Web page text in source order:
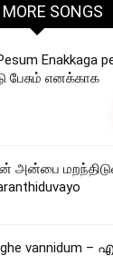
MORE SONGS
Enakkaga
எனக்காக
அன்பை
vannidum